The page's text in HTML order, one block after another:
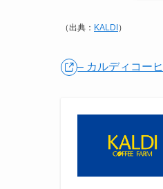
（出典： KALDI ）
– カルディコー